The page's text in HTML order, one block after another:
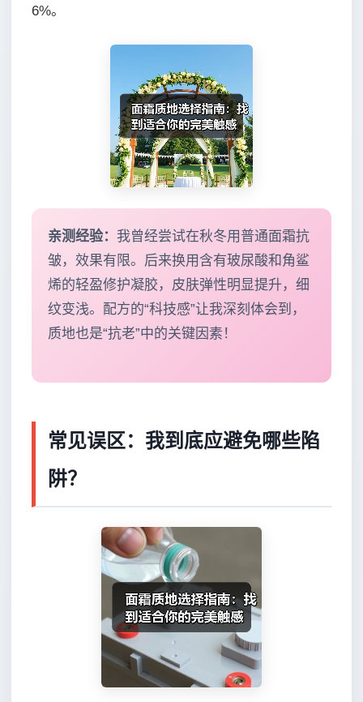
6%。
亲测经验： 我曾经尝试在秋冬用普通面霜抗
皱，效果有限。后来换用含有玻尿酸和角鲨
烯的轻盈修护凝胶，皮肤弹性明显提升，细
纹变浅。配方的“科技感”让我深刻体会到，
质地也是“抗老”中的关键因素！
常见误区：我到底应避免哪些陷
阱？